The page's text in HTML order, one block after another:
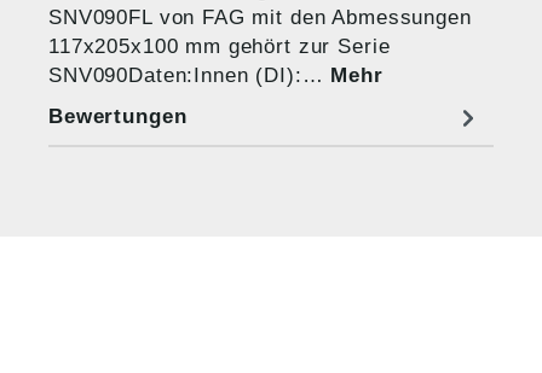
SNV090FL von FAG mit den Abmessungen
117x205x100 mm gehört zur Serie
SNV090Daten:Innen (DI):… Mehr
Bewertungen